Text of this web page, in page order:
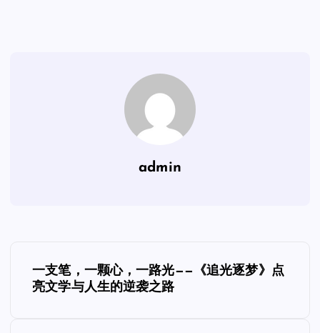
admin
章
一支笔，一颗心，一路光——《追光逐梦》点
亮文学与人生的逆袭之路